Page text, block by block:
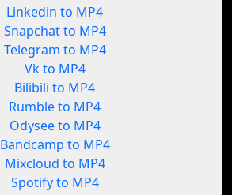
Linkedin to MP4
Snapchat to MP4
Telegram to MP4
Vk to MP4
Bilibili to MP4
Rumble to MP4
Odysee to MP4
Bandcamp to MP4
Mixcloud to MP4
Spotify to MP4